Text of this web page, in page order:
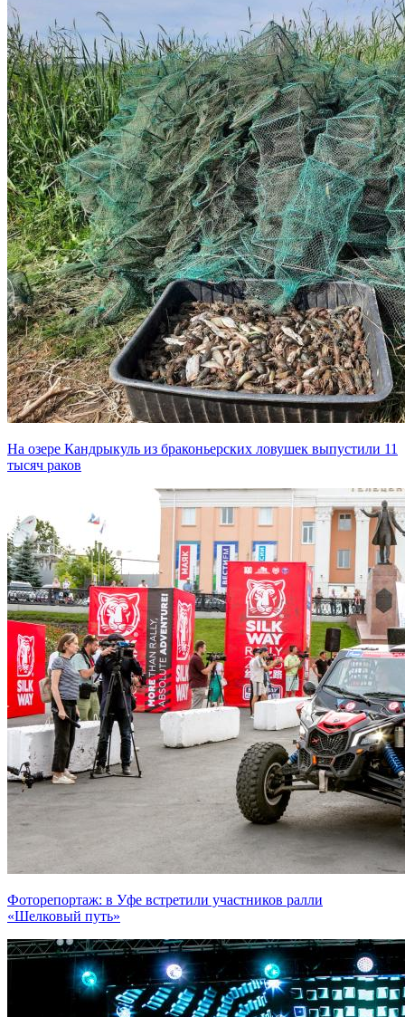
На озере Кандрыкуль из браконьерских ловушек выпустили 11
тысяч раков
Фоторепортаж: в Уфе встретили участников ралли
«Шелковый путь»